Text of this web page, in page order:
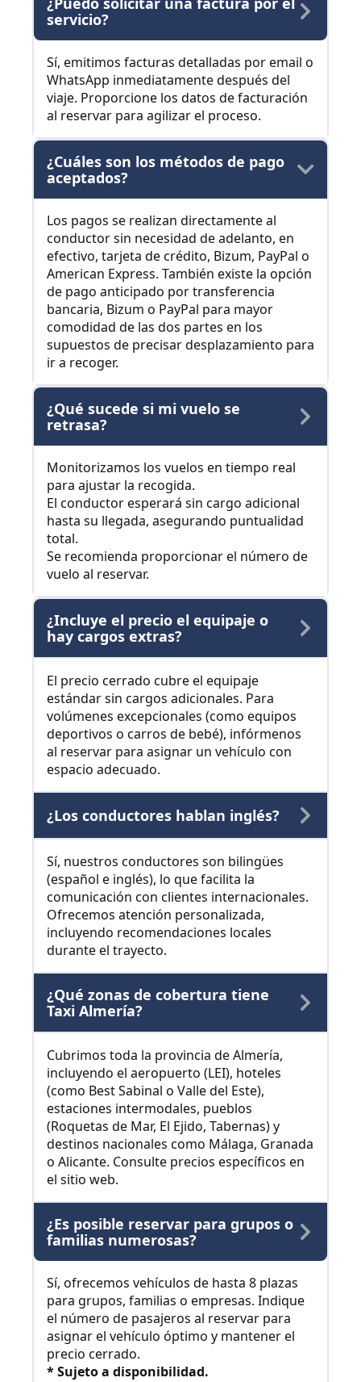
servicio?
Sí, emitimos facturas detalladas por email o
WhatsApp inmediatamente después del
viaje. Proporcione los datos de facturación
al reservar para agilizar el proceso.
¿Cuáles son los métodos de pago
aceptados?
Los pagos se realizan directamente al
conductor sin necesidad de adelanto, en
efectivo, tarjeta de crédito, Bizum, PayPal o
American Express. También existe la opción
de pago anticipado por transferencia
bancaria, Bizum o PayPal para mayor
comodidad de las dos partes en los
supuestos de precisar desplazamiento para
ir a recoger.
¿Qué sucede si mi vuelo se
retrasa?
Monitorizamos los vuelos en tiempo real
para ajustar la recogida.
El conductor esperará sin cargo adicional
hasta su llegada, asegurando puntualidad
total.
Se recomienda proporcionar el número de
vuelo al reservar.
¿Incluye el precio el equipaje o
hay cargos extras?
El precio cerrado cubre el equipaje
estándar sin cargos adicionales. Para
volúmenes excepcionales (como equipos
deportivos o carros de bebé), infórmenos
al reservar para asignar un vehículo con
espacio adecuado.
¿Los conductores hablan inglés?
Sí, nuestros conductores son bilingües
(español e inglés), lo que facilita la
comunicación con clientes internacionales.
Ofrecemos atención personalizada,
incluyendo recomendaciones locales
durante el trayecto.
¿Qué zonas de cobertura tiene
Taxi Almería?
Cubrimos toda la provincia de Almería,
incluyendo el aeropuerto (LEI), hoteles
(como Best Sabinal o Valle del Este),
estaciones intermodales, pueblos
(Roquetas de Mar, El Ejido, Tabernas) y
destinos nacionales como Málaga, Granada
o Alicante. Consulte precios específicos en
el sitio web.
¿Es posible reservar para grupos o
familias numerosas?
Sí, ofrecemos vehículos de hasta 8 plazas
para grupos, familias o empresas. Indique
el número de pasajeros al reservar para
asignar el vehículo óptimo y mantener el
precio cerrado.
* Sujeto a disponibilidad.